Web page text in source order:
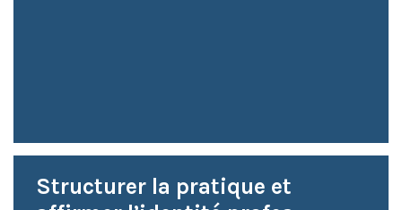
Structurer la pratique et